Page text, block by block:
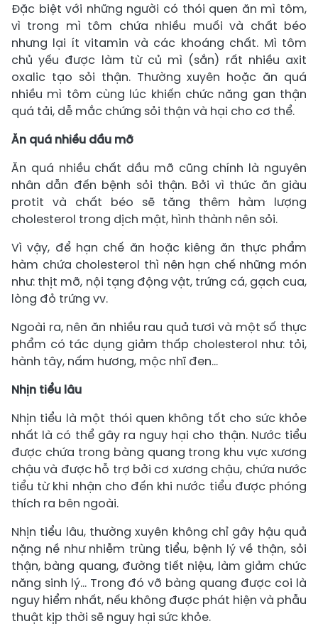
Đặc biệt với những người có thói quen ăn mì tôm,
vì trong mì tôm chứa nhiều muối và chất béo
nhưng lại ít vitamin và các khoáng chất. Mì tôm
chủ yếu được làm từ củ mì (sắn) rất nhiều axit
oxalic tạo sỏi thận. Thường xuyên hoặc ăn quá
nhiều mì tôm cùng lúc khiến chức năng gan thận
quá tải, dễ mắc chứng sỏi thận và hại cho cơ thể.
Ăn quá nhiều dầu mỡ
Ăn quá nhiều chất dầu mỡ cũng chính là nguyên
nhân dẫn đến bệnh sỏi thận. Bởi vì thức ăn giàu
protit và chất béo sẽ tăng thêm hàm lượng
cholesterol trong dịch mật, hình thành nên sỏi.
Vì vậy, để hạn chế ăn hoặc kiêng ăn thực phẩm
hàm chứa cholesterol thì nên hạn chế những món
như: thịt mỡ, nội tạng động vật, trứng cá, gạch cua,
lòng đỏ trứng vv.
Ngoài ra, nên ăn nhiều rau quả tươi và một số thực
phẩm có tác dụng giảm thấp cholesterol như: tỏi,
hành tây, nấm hương, mộc nhĩ đen...
Nhịn tiểu lâu
Nhịn tiểu là một thói quen không tốt cho sức khỏe
nhất là có thể gây ra nguy hại cho thận. Nước tiểu
được chứa trong bàng quang trong khu vực xương
chậu và được hỗ trợ bởi cơ xương chậu, chứa nước
tiểu từ khi nhận cho đến khi nước tiểu được phóng
thích ra bên ngoài.
Nhịn tiểu lâu, thường xuyên không chỉ gây hậu quả
nặng nề như nhiễm trùng tiểu, bệnh lý về thận, sỏi
thận, bàng quang, đường tiết niệu, làm giảm chức
năng sinh lý… Trong đó vỡ bàng quang được coi là
nguy hiểm nhất, nếu không được phát hiện và phẫu
thuật kịp thời sẽ nguy hại sức khỏe.